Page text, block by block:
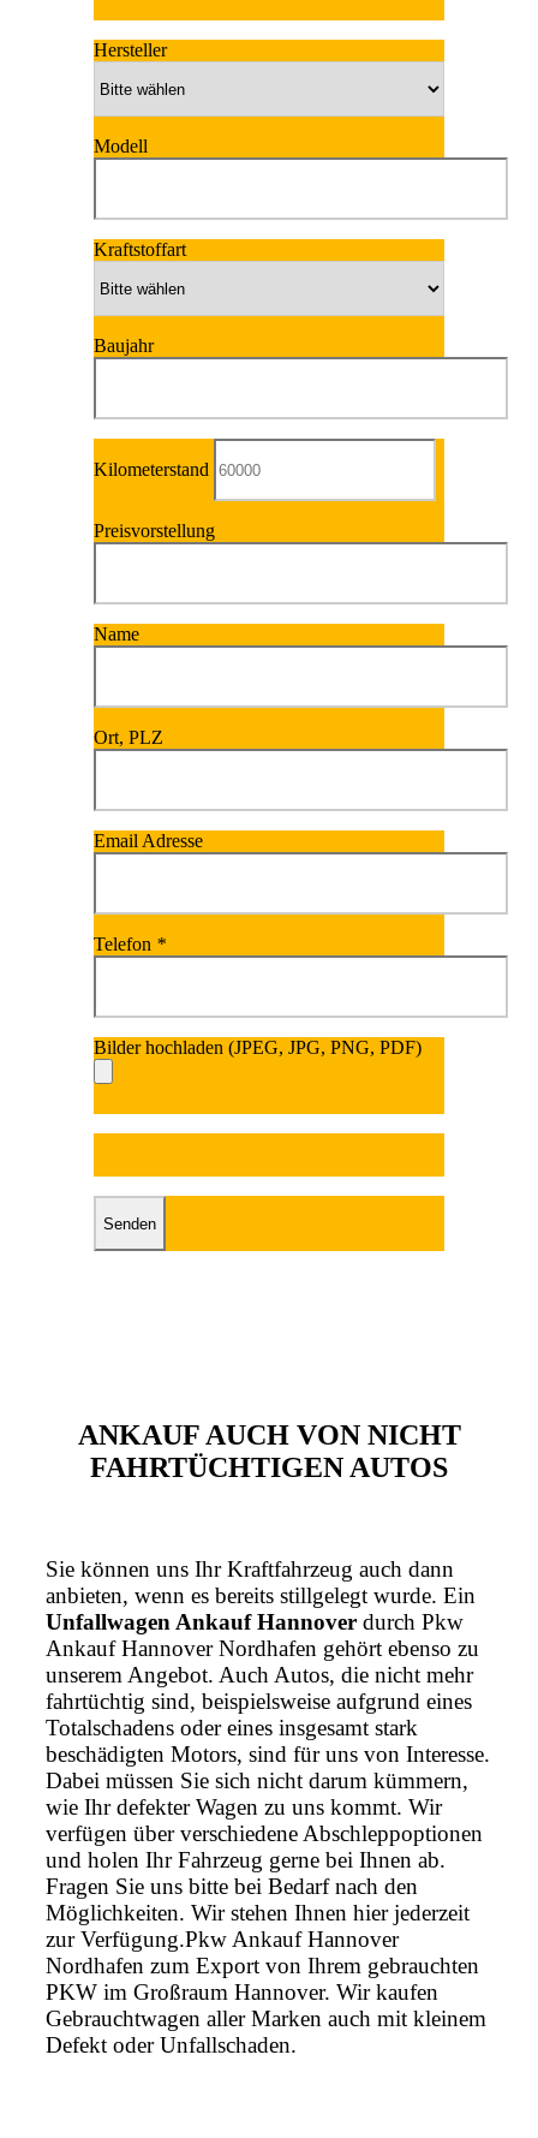
Hersteller
Modell
Kraftstoffart
Baujahr
Kilometerstand
Preisvorstellung
Name
Ort, PLZ
Email Adresse
Telefon *
Bilder hochladen (JPEG, JPG, PNG, PDF)
Bitte lasse dieses Feld leer.
ANKAUF AUCH VON NICHT
FAHRTÜCHTIGEN AUTOS
Sie können uns Ihr Kraftfahrzeug auch dann
anbieten, wenn es bereits stillgelegt wurde. Ein
Unfallwagen Ankauf Hannover durch Pkw
Ankauf Hannover Nordhafen gehört ebenso zu
unserem Angebot. Auch Autos, die nicht mehr
fahrtüchtig sind, beispielsweise aufgrund eines
Totalschadens oder eines insgesamt stark
beschädigten Motors, sind für uns von Interesse.
Dabei müssen Sie sich nicht darum kümmern,
wie Ihr defekter Wagen zu uns kommt. Wir
verfügen über verschiedene Abschleppoptionen
und holen Ihr Fahrzeug gerne bei Ihnen ab.
Fragen Sie uns bitte bei Bedarf nach den
Möglichkeiten. Wir stehen Ihnen hier jederzeit
zur Verfügung.Pkw Ankauf Hannover
Nordhafen zum Export von Ihrem gebrauchten
PKW im Großraum Hannover. Wir kaufen
Gebrauchtwagen aller Marken auch mit kleinem
Defekt oder Unfallschaden.